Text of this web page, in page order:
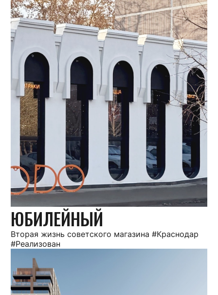
ЮБИЛЕЙНЫЙ
Вторая жизнь советского магазина #Краснодар
#Реализован